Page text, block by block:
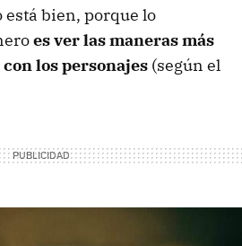
bien, porque lo
es ver las maneras más
los personajes (según el